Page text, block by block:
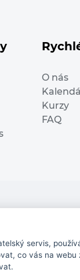
O nás
Kurzy
FAQ
European
website
Commission
servis,
co vás na webu